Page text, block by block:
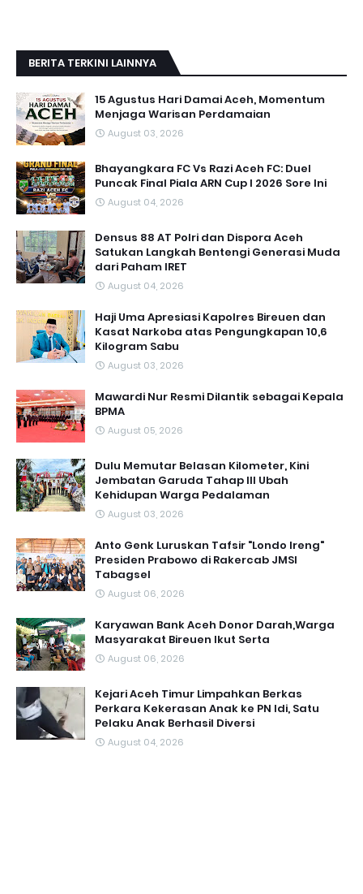
BERITA TERKINI LAINNYA
15 Agustus Hari Damai Aceh, Momentum
Menjaga Warisan Perdamaian
August 03, 2026
Bhayangkara FC Vs Razi Aceh FC: Duel
Puncak Final Piala ARN Cup I 2026 Sore Ini
August 04, 2026
Densus 88 AT Polri dan Dispora Aceh
Satukan Langkah Bentengi Generasi Muda
dari Paham IRET
August 04, 2026
Haji Uma Apresiasi Kapolres Bireuen dan
Kasat Narkoba atas Pengungkapan 10,6
Kilogram Sabu
August 03, 2026
Mawardi Nur Resmi Dilantik sebagai Kepala
BPMA
August 05, 2026
Dulu Memutar Belasan Kilometer, Kini
Jembatan Garuda Tahap III Ubah
Kehidupan Warga Pedalaman ‎
August 03, 2026
Anto Genk Luruskan Tafsir "Londo Ireng"
Presiden Prabowo di Rakercab JMSI
Tabagsel
August 06, 2026
Karyawan Bank Aceh Donor Darah,Warga
Masyarakat Bireuen Ikut Serta
August 06, 2026
Kejari Aceh Timur Limpahkan Berkas
Perkara Kekerasan Anak ke PN Idi, Satu
Pelaku Anak Berhasil Diversi
August 04, 2026